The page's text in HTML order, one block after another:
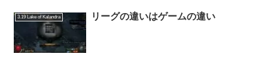
3.19 Lake of Kalandra リーグの違いはゲームの違い